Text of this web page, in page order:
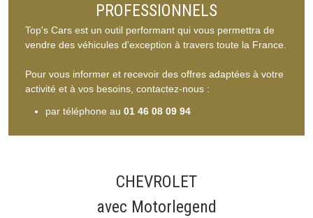
PROFESSIONNELS
Top's Cars est un outil performant qui vous permettra de
vendre des véhicules d'exception à travers toute la France.
Pour vous informer et recevoir des offres adaptées à votre
activité et à vos besoins, contactez-nous :
par téléphone au 01 46 08 09 94
CHEVROLET
avec Motorlegend